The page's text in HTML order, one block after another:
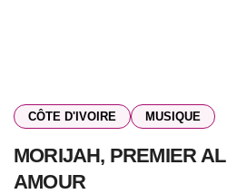
CÔTE D'IVOIRE MUSIQUE
MORIJAH, PREMIER
AMOUR